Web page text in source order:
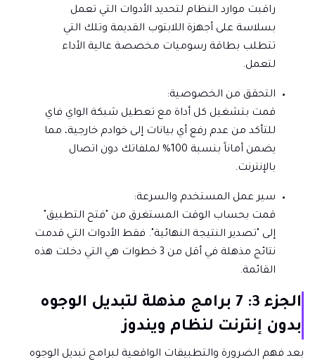
راقبت موارد النظام لتحديد الأدوات التي تعمل
بسلاسة على أجهزة اللابتوب القديمة وتلك التي
تتطلب بطاقة رسوميات مخصصة عالية الأداء
لتعمل.
التحقق من الخصوصية:
قمت بتشغيل كل أداة مع تعطيل شبكة الواي فاي
للتأكد من عدم رفع أي بيانات إلى خوادم خارجية، مما
يضمن أماناً بنسبة 100% لملفاتك دون اتصال
بالإنترنت.
سير عمل المستخدم والسرعة:
قمت بحساب الوقت المستغرق من "فتح التطبيق"
إلى "تصدير النتيجة النهائية". فقط الأدوات التي قدمت
نتائج مذهلة في أقل من 3 خطوات هي التي دخلت هذه
القائمة.
الجزء 3: 7 برامج مذهلة لتبديل الوجوه
بدون إنترنت لنظام ويندوز
بعد فهم الضرورة والتطبيقات الواقعية لبرامج تبديل الوجوه